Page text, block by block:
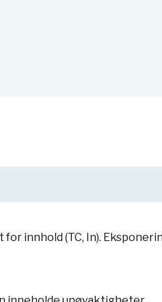
for innhold (TC, In).